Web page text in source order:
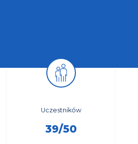
Uczestników
39/50
82
51